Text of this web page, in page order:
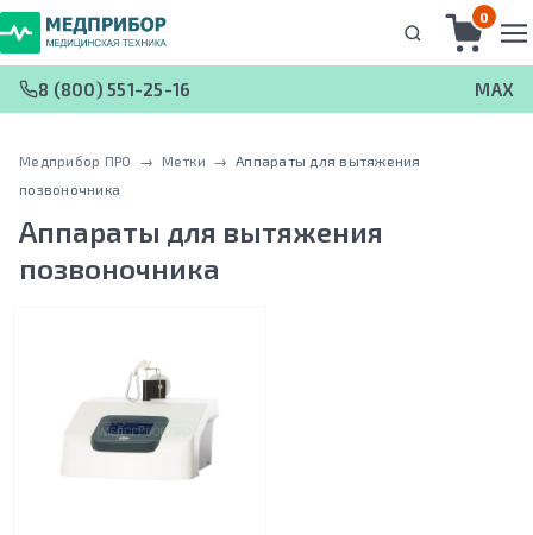
0
8 (800) 551-25-16 MAX
Медприбор ПРО → Метки → Аппараты для вытяжения
позвоночника
Аппараты для вытяжения
позвоночника